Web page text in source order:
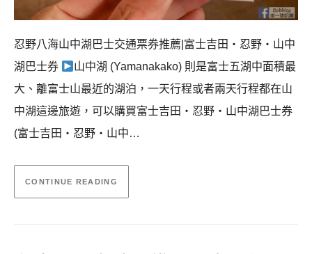
忍野八海山中湖巴士交通票券推薦|富士吉田・忍野・山中
湖巴士券
山中湖 (Yamanakako) 則是富士五湖中面積最
大、離富士山最近的湖泊，一天行程或者兩天行程都在山
中湖這邊旅遊，可以購買富士吉田・忍野・山中湖巴士券
(富士吉田・忍野・山中…
CONTINUE READING